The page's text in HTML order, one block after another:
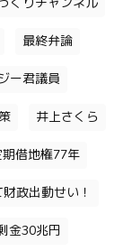
最終弁論
ー君議員
井上さくら
借地権77年
政出動せい！
金30兆円